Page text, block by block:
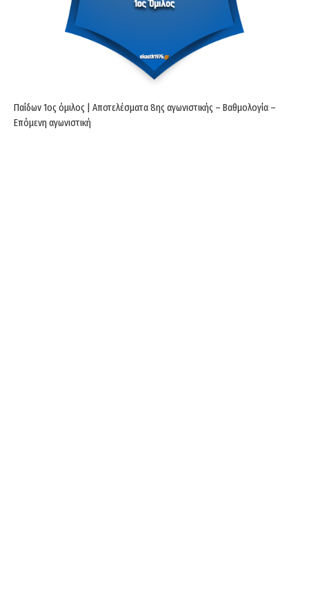
Παίδων 1ος όμιλος | Αποτελέσματα 8ης αγωνιστικής – Βαθμολογία –
Επόμενη αγωνιστική